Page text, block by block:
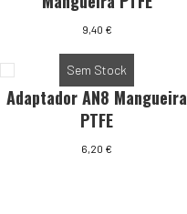
9,40 €
Sem Stock
Adaptador AN8 Mangueira
PTFE
6,20 €